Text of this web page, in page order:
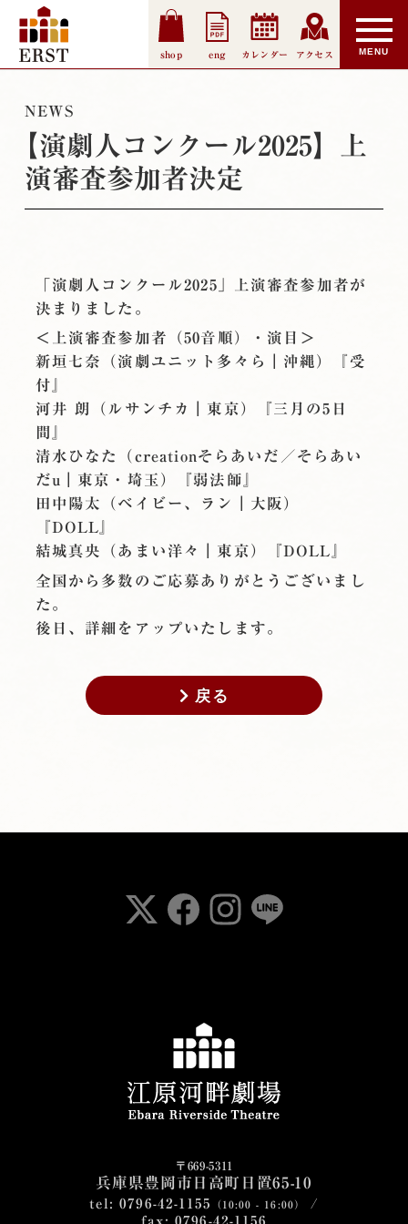
shop eng カレンダー アクセス
NEWS
【演劇人コンクール2025】上
演審査参加者決定
「演劇人コンクール2025」上演審査参加者が
決まりました。
＜上演審査参加者（50音順）・演目＞
新垣七奈（演劇ユニット多々ら｜沖縄）『受
付』
河井 朗（ルサンチカ｜東京）『三月の5日
間』
清水ひなた（creationそらあいだ／そらあい
だu｜東京・埼玉）『弱法師』
田中陽太（ベイビー、ラン｜大阪）
『DOLL』
結城真央（あまい洋々｜東京）『DOLL』
全国から多数のご応募ありがとうございまし
た。
後日、詳細をアップいたします。
戻る
〒669-5311
兵庫県豊岡市日高町日置65-10
tel: 0796-42-1155 （10:00 - 16:00）
/
fax: 0796-42-1156